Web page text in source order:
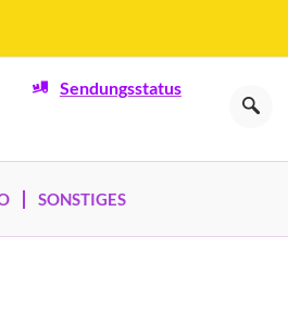
Sendungsstatus
SONSTIGES